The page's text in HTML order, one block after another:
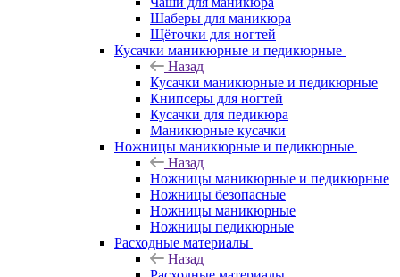
Шаберы для маникюра
Щёточки для ногтей
Кусачки маникюрные и педикюрные
Назад
Кусачки маникюрные и педикюрные
Книпсеры для ногтей
Кусачки для педикюра
Маникюрные кусачки
Ножницы маникюрные и педикюрные
Назад
Ножницы маникюрные и педикюрные
Ножницы безопасные
Ножницы маникюрные
Ножницы педикюрные
Расходные материалы
Назад